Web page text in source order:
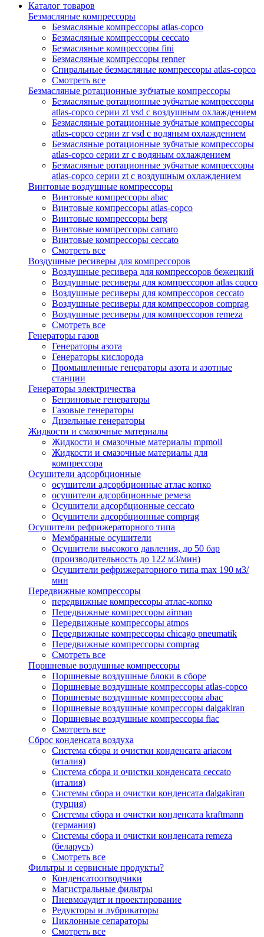
Каталог товаров
Безмасляные компрессоры
Безмасляные компрессоры atlas-copco
Безмасляные компрессоры ceccato
Безмасляные компрессоры fini
Безмасляные компрессоры renner
Спиральные безмасляные компрессоры atlas-copco
Смотреть все
Безмасляные ротационные зубчатые компрессоры
Безмасляные ротационные зубчатые компрессоры
atlas-copco серии zt vsd с воздушным охлаждением
Безмасляные ротационные зубчатые компрессоры
atlas-copco серии zr vsd с водяным охлаждением
Безмасляные ротационные зубчатые компрессоры
atlas-copco серии zr с водяным охлаждением
Безмасляные ротационные зубчатые компрессоры
atlas-copco серии zt с воздушным охлаждением
Винтовые воздушные компрессоры
Винтовые компрессоры abac
Винтовые компрессоры atlas-copco
Винтовые компрессоры berg
Винтовые компрессоры camaro
Винтовые компрессоры ceccato
Смотреть все
Воздушные ресиверы для компрессоров
Воздушные ресивера для компрессоров бежецкий
Воздушные ресиверы для компрессоров atlas copco
Воздушные ресиверы для компрессоров ceccato
Воздушные ресиверы для компрессоров comprag
Воздушные ресиверы для компрессоров remeza
Смотреть все
Генераторы газов
Генераторы азота
Генераторы кислорода
Промышленные генераторы азота и азотные
станции
Генераторы электричества
Бензиновые генераторы
Газовые генераторы
Дизельные генераторы
Жидкости и смазочные материалы
Жидкости и смазочные материалы mpmoil
Жидкости и смазочные материалы для
компрессора
Осушители адсорбционные
осушители адсорбционные атлас копко
осушители адсорбционные ремеза
Осушители адсорбционные ceccato
Осушители адсорбционные comprag
Осушители рефрижераторного типа
Мембранные осушители
Осушители высокого давления, до 50 бар
(производительность до 122 м3/мин)
Осушители рефрижераторного типа max 190 м3/
мин
Передвижные компрессоры
передвижные компрессоры атлас-копко
Передвижные компрессоры airman
Передвижные компрессоры atmos
Передвижные компрессоры chicago pneumatik
Передвижные компрессоры comprag
Смотреть все
Поршневые воздушные компрессоры
Поршневые воздушные блоки в сборе
Поршневые воздушные компрессоры atlas-copco
Поршневые воздушные компрессоры abac
Поршневые воздушные компрессоры dalgakiran
Поршневые воздушные компрессоры fiac
Смотреть все
Сброс конденсата воздуха
Система сбора и очистки конденсата ariacом
(италия)
Система сбора и очистки конденсата ceccato
(италия)
Системы сбора и очистки конденсата dalgakiran
(турция)
Системы сбора и очистки конденсата kraftmann
(германия)
Системы сбора и очистки конденсата remeza
(беларусь)
Смотреть все
Фильтры и сервисные продукты?
Конденсатоотводчики
Магистральные фильтры
Пневмоаудит и проектирование
Редукторы и лубрикаторы
Циклонные сепараторы
Смотреть все